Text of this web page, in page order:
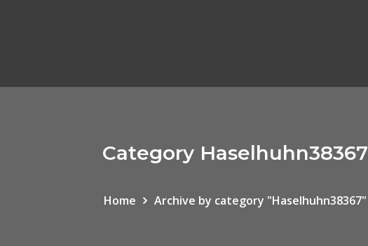
Category Haselhuhn38367
Home Archive by category "Haselhuhn38367"